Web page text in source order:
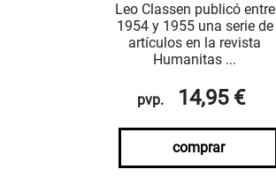
Leo Classen publicó entre
1954 y 1955 una serie de
artículos en la revista
Humanitas ...
pvp. 14,95 €
comprar